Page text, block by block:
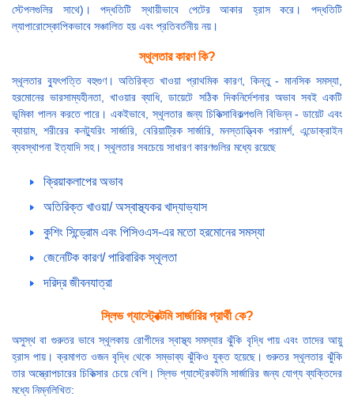
স্টেপলগুলির সাথে)। পদ্ধতিটি স্থায়ীভাবে পেটের আকার হ্রাস করে। পদ্ধতিটি
ল্যাপারোস্কোপিকভাবে সঞ্চালিত হয় এবং প্রতিবর্তনীয় নয়।
স্থূলতার কারণ কি?
স্থূলতার ব্যুৎপত্তি বহুগুণ। অতিরিক্ত খাওয়া প্রাথমিক কারণ, কিন্তু - মানসিক সমস্যা,
হরমোনের ভারসাম্যহীনতা, খাওয়ার ব্যাধি, ডায়েটে সঠিক দিকনির্দেশনার অভাব সবই একটি
ভূমিকা পালন করতে পারে। একইভাবে, স্থূলতার জন্য চিকিত্সাবিকল্পগুলি বিভিন্ন - ডায়েট এবং
ব্যায়াম, শরীরের কনট্যুরিং সার্জারি, বেরিয়াট্রিক সার্জারি, মনস্তাত্ত্বিক পরামর্শ, এন্ডোক্রাইন
ব্যবস্থাপনা ইত্যাদি সহ। স্থূলতার সবচেয়ে সাধারণ কারণগুলির মধ্যে রয়েছে
ক্রিয়াকলাপের অভাব
অতিরিক্ত খাওয়া/ অস্বাস্থ্যকর খাদ্যাভ্যাস
কুশিং সিন্ড্রোম এবং পিসিওএস-এর মতো হরমোনের সমস্যা
জেনেটিক কারণ/ পারিবারিক স্থূলতা
দরিদ্র জীবনযাত্রা
স্লিভ গ্যাস্ট্রেক্টমি সার্জারির প্রার্থী কে?
অসুস্থ বা গুরুতর ভাবে স্থূলকায় রোগীদের স্বাস্থ্য সমস্যার ঝুঁকি বৃদ্ধি পায় এবং তাদের আয়ু
হ্রাস পায়। ক্রমাগত ওজন বৃদ্ধি থেকে সম্ভাব্য ঝুঁকিও যুক্ত হয়েছে। গুরুতর স্থূলতার ঝুঁকি
তার অস্ত্রোপচারের চিকিত্সার চেয়ে বেশি। স্লিভ গ্যাস্ট্রেকটমি সার্জারির জন্য যোগ্য ব্যক্তিদের
মধ্যে নিম্নলিখিত: